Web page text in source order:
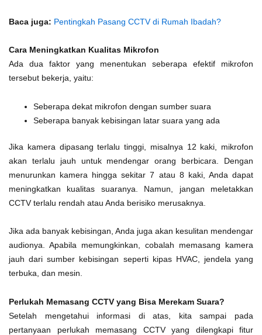
Baca juga: Pentingkah Pasang CCTV di Rumah Ibadah?
Cara Meningkatkan Kualitas Mikrofon
Ada dua faktor yang menentukan seberapa efektif mikrofon
tersebut bekerja, yaitu:
Seberapa dekat mikrofon dengan sumber suara
Seberapa banyak kebisingan latar suara yang ada
Jika kamera dipasang terlalu tinggi, misalnya 12 kaki, mikrofon
akan terlalu jauh untuk mendengar orang berbicara. Dengan
menurunkan kamera hingga sekitar 7 atau 8 kaki, Anda dapat
meningkatkan kualitas suaranya. Namun, jangan meletakkan
CCTV terlalu rendah atau Anda berisiko merusaknya.
Jika ada banyak kebisingan, Anda juga akan kesulitan mendengar
audionya. Apabila memungkinkan, cobalah memasang kamera
jauh dari sumber kebisingan seperti kipas HVAC, jendela yang
terbuka, dan mesin.
Perlukah Memasang CCTV yang Bisa Merekam Suara?
Setelah mengetahui informasi di atas, kita sampai pada
pertanyaan perlukah memasang CCTV yang dilengkapi fitur